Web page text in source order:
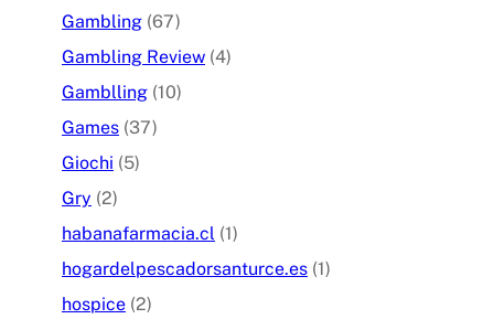
Gambling (67)
Gambling Review (4)
Gamblling (10)
Games (37)
Giochi (5)
Gry (2)
habanafarmacia.cl (1)
hogardelpescadorsanturce.es (1)
hospice (2)